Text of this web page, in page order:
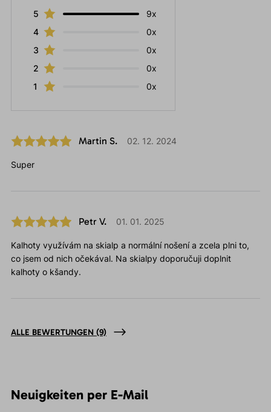
5
9x
4
0x
3
0x
2
0x
1
0x
Martin S. 02. 12. 2024
Super
Petr V. 01. 01. 2025
Kalhoty využívám na skialp a normální nošení a zcela plni to,
co jsem od nich očekával. Na skialpy doporučuji doplnit
kalhoty o kšandy.
ALLE BEWERTUNGEN (9)
Neuigkeiten per E-Mail